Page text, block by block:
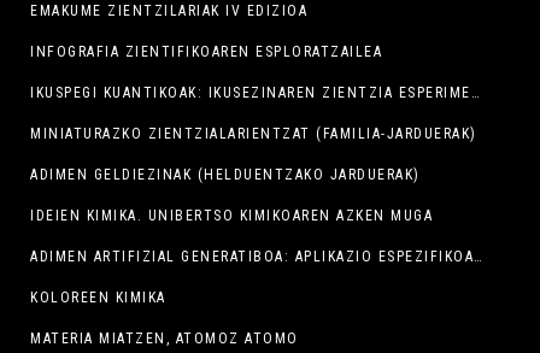
EMAKUME ZIENTZILARIAK IV EDIZIOA
INFOGRAFIA ZIENTIFIKOAREN ESPLORATZAILEA
IKUSPEGI KUANTIKOAK: IKUSEZINAREN ZIENTZIA ESPERIMENTALA
MINIATURAZKO ZIENTZIALARIENTZAT (FAMILIA-JARDUERAK)
ADIMEN GELDIEZINAK (HELDUENTZAKO JARDUERAK)
IDEIEN KIMIKA. UNIBERTSO KIMIKOAREN AZKEN MUGA
ADIMEN ARTIFIZIAL GENERATIBOA: APLIKAZIO ESPEZIFIKOAK NEGOZIO TXIKIENTZAT
KOLOREEN KIMIKA
MATERIA MIATZEN, ATOMOZ ATOMO